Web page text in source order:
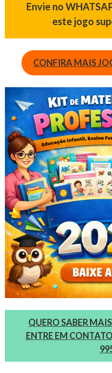
Envie no
este jogo
CONFIRA MAIS
QUERO SABER
ENTRE EM